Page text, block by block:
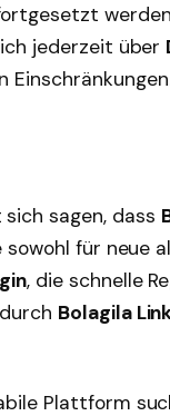
jederzeit über
sagen, dass
für neue
, die schnelle
Bolagila
Plattform